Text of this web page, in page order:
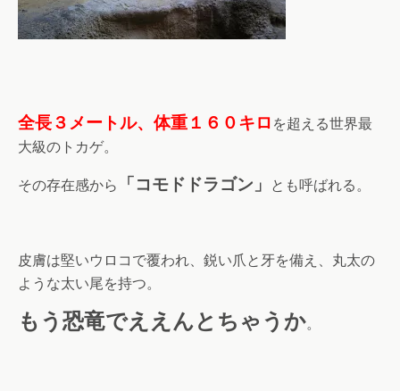
全長３メートル、体重１６０キロ を超える世界最
大級のトカゲ。
その存在感から 「コモドドラゴン」 とも呼ばれる。
皮膚は堅いウロコで覆われ、鋭い爪と牙を備え、丸太の
ような太い尾を持つ。
もう恐竜でええんとちゃうか。